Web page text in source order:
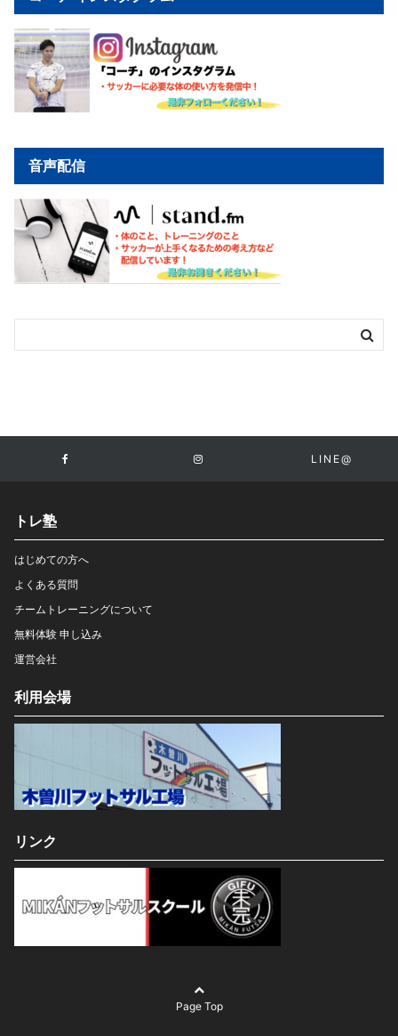
音声配信
LINE@
トレ塾
はじめての方へ
よくある質問
チームトレーニングについて
無料体験 申し込み
運営会社
利用会場
リンク
Page Top